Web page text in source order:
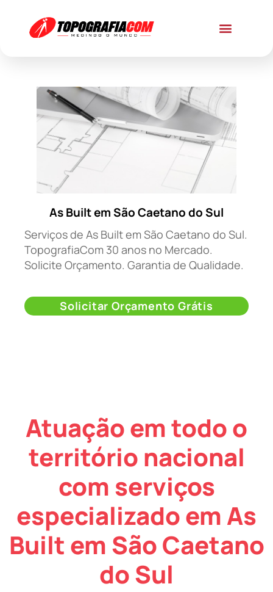
As Built em São Caetano do Sul
Serviços de As Built em São Caetano do Sul.
TopografiaCom 30 anos no Mercado.
Solicite Orçamento. Garantia de Qualidade.
Solicitar Orçamento Grátis
Atuação em todo o
território nacional
com serviços
especializado em As
Built em São Caetano
do Sul